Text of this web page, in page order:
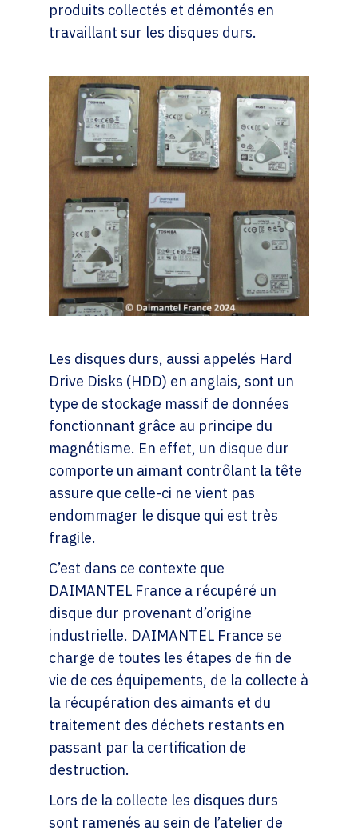
produits collectés et démontés en
travaillant sur les disques durs.
Les disques durs, aussi appelés Hard
Drive Disks (HDD) en anglais, sont un
type de stockage massif de données
fonctionnant grâce au principe du
magnétisme. En effet, un disque dur
comporte un aimant contrôlant la tête
assure que celle-ci ne vient pas
endommager le disque qui est très
fragile.
C’est dans ce contexte que
DAIMANTEL France a récupéré un
disque dur provenant d’origine
industrielle. DAIMANTEL France se
charge de toutes les étapes de fin de
vie de ces équipements, de la collecte à
la récupération des aimants et du
traitement des déchets restants en
passant par la certification de
destruction.
Lors de la collecte les disques durs
sont ramenés au sein de l’atelier de